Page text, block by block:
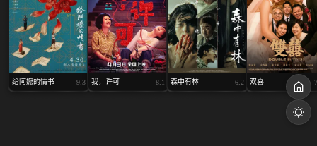
给阿嬷的情书 9.3 我，许可 8.1 森中有林 6.2 双喜